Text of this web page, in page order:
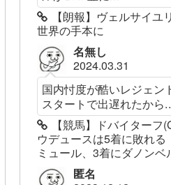
【朗報】ヴェルサイユ
世界の手本に
名無し
2024.03.31
国内忖度が酷いレジェン
スタートで出遅れたから
【競馬】ドバイターフ
ウデュースは5着に敗れ
ミュール、3着にダノン
匿名